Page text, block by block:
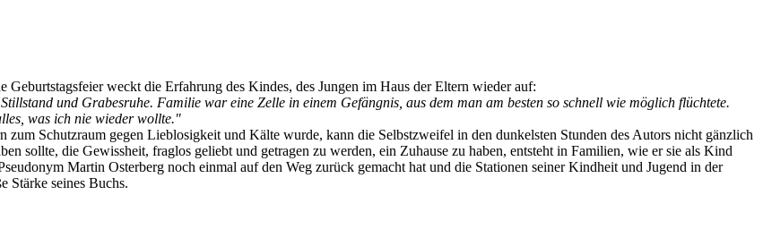
Geburtstagsfeier weckt die Erfahrung des Kindes, des Jungen im Haus der Eltern wieder auf:
und Grabesruhe. Familie war eine Zelle in einem Gefängnis, aus dem man am besten so schnell wie möglich flüchtete.
was ich nie wieder wollte."
zum Schutzraum gegen Lieblosigkeit und Kälte wurde, kann die Selbstzweifel in den dunkelsten Stunden des Autors nicht gänzlich
sollte, die Gewissheit, fraglos geliebt und getragen zu werden, ein Zuhause zu haben, entsteht in Familien, wie er sie als Kind
Martin Osterberg noch einmal auf den Weg zurück gemacht hat und die Stationen seiner Kindheit und Jugend in der
Stärke seines Buchs.